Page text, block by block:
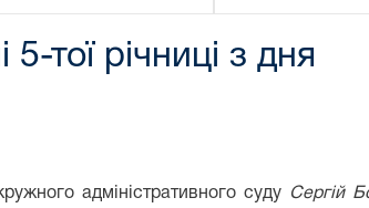
тої річниці з дня
адміністративного суду Сергій